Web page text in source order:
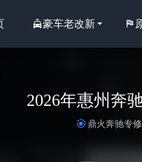
豪车老改新
2026年惠州奔
鼎火奔驰专修